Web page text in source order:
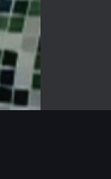
Enter